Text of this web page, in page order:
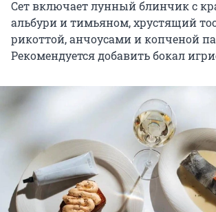
Сет включает лунный блинчик с
альбури и тимьяном, хрустящий
рикоттой, анчоусами и копченой
Рекомендуется добавить бокал